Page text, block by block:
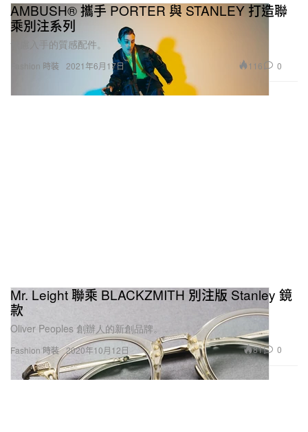
Fashion 時裝
AMBUSH®︎ 攜手 PORTER 與 STANLEY 打造聯
乘別注系列
無慮入手的質感配件。
2021年6月17日 116 0
Fashion 時裝
Mr. Leight 聯乘 BLACKZMITH 別注版 Stanley 鏡
款
Oliver Peoples 創辦人的新創品牌。
2020年10月12日 81 0